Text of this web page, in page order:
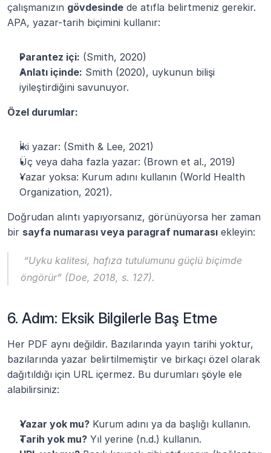
çalışmanızın gövdesinde de atıfla belirtmeniz gerekir.
APA, yazar-tarih biçimini kullanır:
Parantez içi: (Smith, 2020)
Anlatı içinde: Smith (2020), uykunun bilişi
iyileştirdiğini savunuyor.
Özel durumlar:
İki yazar: (Smith & Lee, 2021)
Üç veya daha fazla yazar: (Brown et al., 2019)
Yazar yoksa: Kurum adını kullanın (World Health
Organization, 2021).
Doğrudan alıntı yapıyorsanız, görünüyorsa her zaman
bir sayfa numarası veya paragraf numarası ekleyin:
“Uyku kalitesi, hafıza tutulumunu güçlü biçimde
öngörür” (Doe, 2018, s. 127).
6. Adım: Eksik Bilgilerle Baş Etme
Her PDF aynı değildir. Bazılarında yayın tarihi yoktur,
bazılarında yazar belirtilmemiştir ve birkaçı özel olarak
dağıtıldığı için URL içermez. Bu durumları şöyle ele
alabilirsiniz:
Yazar yok mu? Kurum adını ya da başlığı kullanın.
Tarih yok mu? Yıl yerine (n.d.) kullanın.